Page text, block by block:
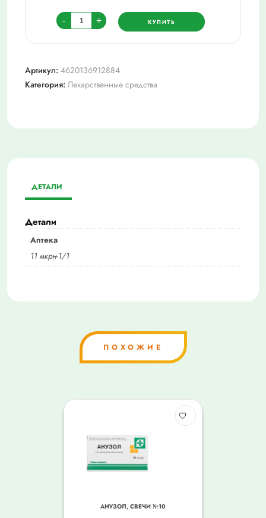
-
Количество
товара
Парацетамол
р
д/
25
мл
+ КУПИТЬ
Артикул: 4620136912884
Категория: Лекарственные средства
ДЕТАЛИ
Детали
Аптека
11 мкрн-1/1
ПОХОЖИЕ
АНУЗОЛ, СВЕЧИ №10